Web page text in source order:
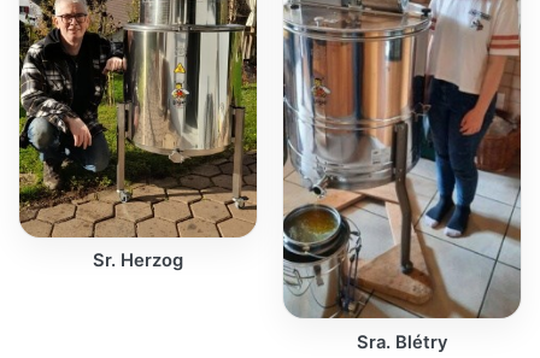
Sr. Herzog
Sra. Blétry